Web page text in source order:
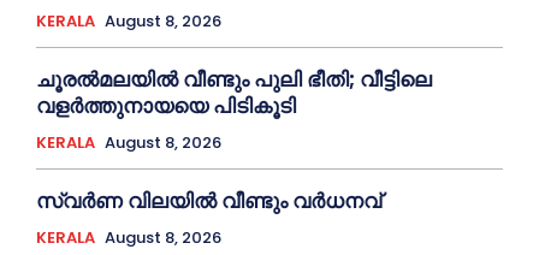
KERALA August 8, 2026
ചൂരല്‍മലയില്‍ വീണ്ടും പുലി ഭീതി; വീട്ടിലെ
വളര്‍ത്തുനായയെ പിടികൂടി
KERALA August 8, 2026
സ്വർണ വിലയില്‍ വീണ്ടും വർധനവ്
KERALA August 8, 2026